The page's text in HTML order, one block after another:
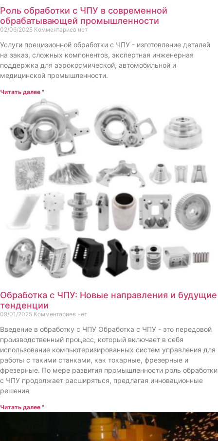
Роль обработки с ЧПУ в современной
обрабатывающей промышленности
02/06/2025 Комментариев нет
Услуги прецизионной обработки с ЧПУ - изготовление деталей
на заказ, сложных компонентов, экспертная инженерная
поддержка для аэрокосмической, автомобильной и
медицинской промышленности.
Читать далее "
Обработка с ЧПУ: Новые направления и будущие
тенденции
09/01/2025 Комментариев нет
Введение в обработку с ЧПУ Обработка с ЧПУ - это передовой
производственный процесс, который включает в себя
использование компьютеризированных систем управления для
работы с такими станками, как токарные, фрезерные и
фрезерные. По мере развития промышленности роль обработки
с ЧПУ продолжает расширяться, предлагая инновационные
решения
Читать далее "